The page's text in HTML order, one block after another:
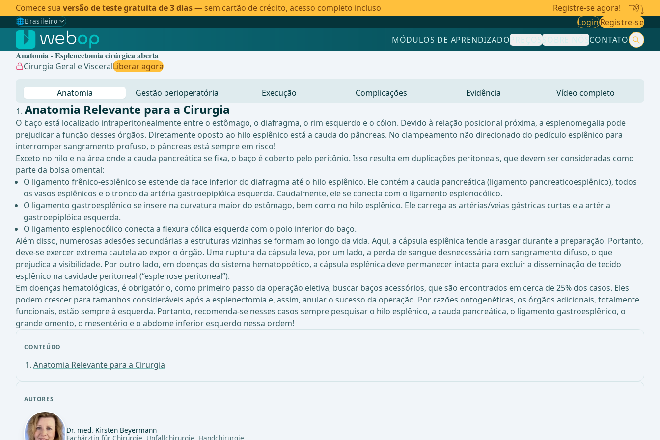
Comece sua versão de teste gratuita de 3 dias— sem cartão de crédito, acesso completo incluso Registre-se agora!
🌐Brasileiro
Gewählte Sprache: Brasileiro
🇩🇪 Alemão
🇬🇧Inglês
LoginRegistre-se
MÓDULOS DE APRENDIZADOPREÇOSSOBRE NÓSCONTATO
Anatomia - Esplenectomia cirúrgica aberta
Cirurgia Geral e VisceralLiberar agora
Anatomia Gestão perioperatória Execução Complicações Evidência Vídeo completo
CONTEÚDO
Anatomia Relevante para a Cirurgia
AUTORES
Dr. med. Kirsten Beyermann
Fachärztin für Chirurgie, Unfallchirurgie, Handchirurgie
Anatomia Relevante para a Cirurgia
O baço está localizado intraperitonealmente entre o estômago, o diafragma, o rim esquerdo e o cólon. Devido à relação posicional próxima, a esplenomegalia pode
prejudicar a função desses órgãos. Diretamente oposto ao hilo esplênico está a cauda do pâncreas. No clampeamento não direcionado do pedículo esplênico para
interromper sangramento profuso, o pâncreas está sempre em risco!
Exceto no hilo e na área onde a cauda pancreática se fixa, o baço é coberto pelo peritônio. Isso resulta em duplicações peritoneais, que devem ser consideradas como
parte da bolsa omental:
O ligamento frênico-esplênico se estende da face inferior do diafragma até o hilo esplênico. Ele contém a cauda pancreática (ligamento pancreaticoesplênico), todos
os vasos esplênicos e o tronco da artéria gastroepiplóica esquerda. Caudalmente, ele se conecta com o ligamento esplenocólico.
O ligamento gastroesplênico se insere na curvatura maior do estômago, bem como no hilo esplênico. Ele carrega as artérias/veias gástricas curtas e a artéria
gastroepiplóica esquerda.
O ligamento esplenocólico conecta a flexura cólica esquerda com o polo inferior do baço.
Além disso, numerosas adesões secundárias a estruturas vizinhas se formam ao longo da vida. Aqui, a cápsula esplênica tende a rasgar durante a preparação. Portanto,
deve-se exercer extrema cautela ao expor o órgão. Uma ruptura da cápsula leva, por um lado, a perda de sangue desnecessária com sangramento difuso, o que
prejudica a visibilidade. Por outro lado, em doenças do sistema hematopoético, a cápsula esplênica deve permanecer intacta para excluir a disseminação de tecido
esplênico na cavidade peritoneal (“esplenose peritoneal”).
Em doenças hematológicas, é obrigatório, como primeiro passo da operação eletiva, buscar baços acessórios, que são encontrados em cerca de 25% dos casos. Eles
podem crescer para tamanhos consideráveis após a esplenectomia e, assim, anular o sucesso da operação. Por razões ontogenéticas, os órgãos adicionais, totalmente
funcionais, estão sempre à esquerda. Portanto, recomenda-se nesses casos sempre pesquisar o hilo esplênico, a cauda pancreática, o ligamento gastroesplênico, o
grande omento, o mesentério e o abdome inferior esquerdo nessa ordem!